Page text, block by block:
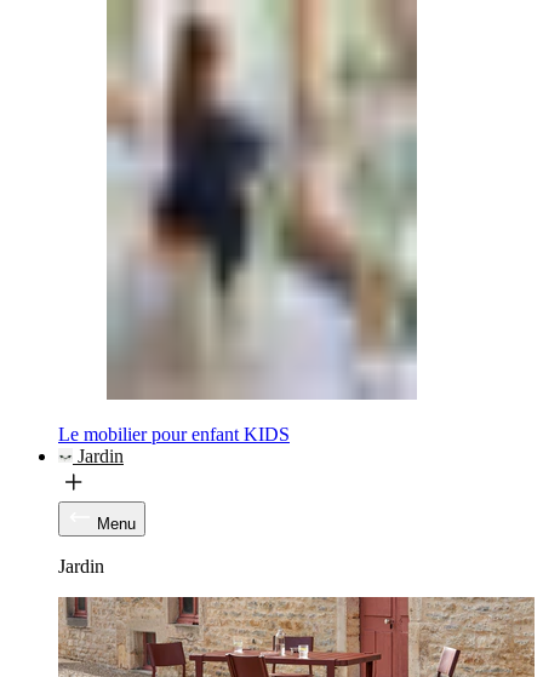
Le mobilier pour enfant KIDS
Jardin
Menu
Jardin